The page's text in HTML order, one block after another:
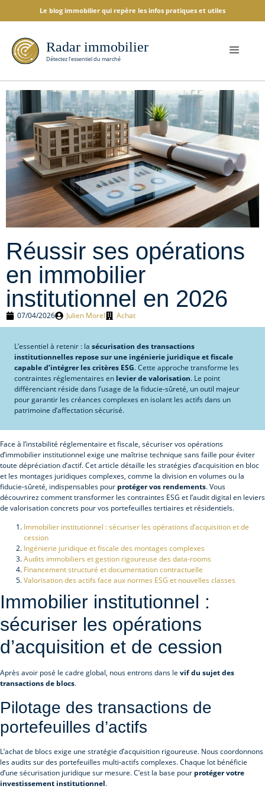
Le blog immobilier qui repère les infos pratiques et utiles
Réussir ses opérations
en immobilier
institutionnel en 2026
07/04/2026 Julien Morel Achat
L’essentiel à retenir : la sécurisation des transactions
institutionnelles repose sur une ingénierie juridique et fiscale
capable d’intégrer les critères ESG. Cette approche transforme les
contraintes réglementaires en levier de valorisation. Le point
différenciant réside dans l’usage de la fiducie-sûreté, un outil majeur
pour garantir les créances complexes en isolant les actifs dans un
patrimoine d’affectation sécurisé.
Face à l’instabilité réglementaire et fiscale, sécuriser vos opérations
d’immobilier institutionnel exige une maîtrise technique sans faille pour éviter
toute dépréciation d’actif. Cet article détaille les stratégies d’acquisition en bloc
et les montages juridiques complexes, comme la division en volumes ou la
fiducie-sûreté, indispensables pour protéger vos rendements. Vous
découvrirez comment transformer les contraintes ESG et l’audit digital en leviers
de valorisation concrets pour vos portefeuilles tertiaires et résidentiels.
Immobilier institutionnel : sécuriser les opérations d’acquisition et de
cession
Ingénierie juridique et fiscale des montages complexes
Audits immobiliers et gestion rigoureuse des data-rooms
Financement structuré et documentation contractuelle
Valorisation des actifs face aux normes ESG et nouvelles classes
Immobilier institutionnel :
sécuriser les opérations
d’acquisition et de cession
Après avoir posé le cadre global, nous entrons dans le vif du sujet des
transactions de blocs.
Pilotage des transactions de
portefeuilles d’actifs
L’achat de blocs exige une stratégie d’acquisition rigoureuse. Nous coordonnons
les audits sur des portefeuilles multi-actifs complexes. Chaque lot bénéficie
d’une sécurisation juridique sur mesure. C’est la base pour protéger votre
investissement institutionnel.